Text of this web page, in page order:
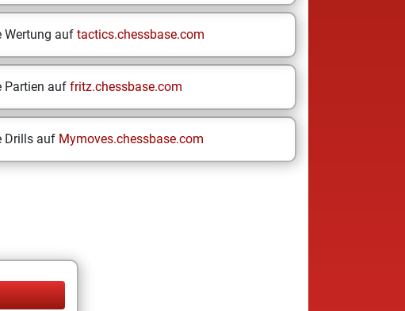
Wertung auf tactics.chessbase.com
Partien auf fritz.chessbase.com
Drills auf Mymoves.chessbase.com